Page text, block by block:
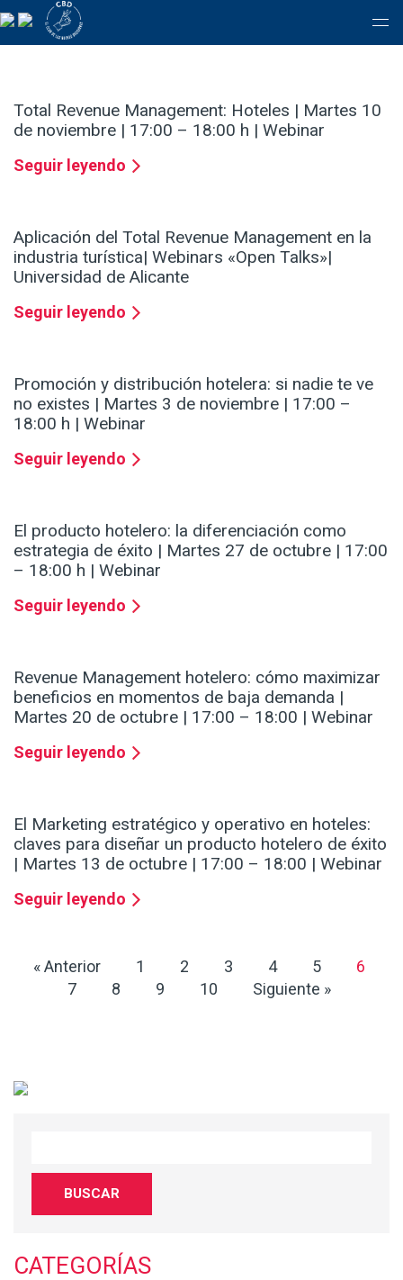
Total Revenue Management: Hoteles | Martes 10
de noviembre | 17:00 – 18:00 h | Webinar
Seguir leyendo
Aplicación del Total Revenue Management en la
industria turística| Webinars «Open Talks»|
Universidad de Alicante
Seguir leyendo
Promoción y distribución hotelera: si nadie te ve
no existes | Martes 3 de noviembre | 17:00 –
18:00 h | Webinar
Seguir leyendo
El producto hotelero: la diferenciación como
estrategia de éxito | Martes 27 de octubre | 17:00
– 18:00 h | Webinar
Seguir leyendo
Revenue Management hotelero: cómo maximizar
beneficios en momentos de baja demanda |
Martes 20 de octubre | 17:00 – 18:00 | Webinar
Seguir leyendo
El Marketing estratégico y operativo en hoteles:
claves para diseñar un producto hotelero de éxito
| Martes 13 de octubre | 17:00 – 18:00 | Webinar
Seguir leyendo
« Anterior 1 2 3 4 5
6
7
8 9 10 Siguiente »
CATEGORÍAS